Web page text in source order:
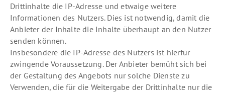
Drittinhalte die IP-Adresse und etwaige weitere
Informationen des Nutzers. Dies ist notwendig, damit die
Anbieter der Inhalte die Inhalte überhaupt an den Nutzer
senden können.
Insbesondere die IP-Adresse des Nutzers ist hierfür
zwingende Voraussetzung. Der Anbieter bemüht sich bei
der Gestaltung des Angebots nur solche Dienste zu
Verwenden, die für die Weitergabe der Drittinhalte nur die